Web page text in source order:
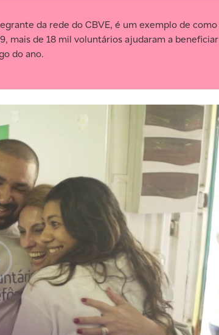
da rede do CBVE, é um exemplo de como
mais de 18 mil voluntários ajudaram a beneficiar
do ano.